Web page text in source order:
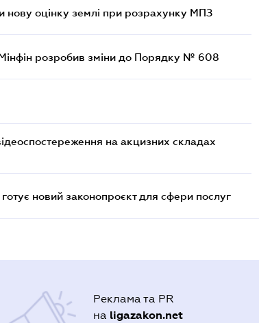
оцінку землі при розрахунку МПЗ
розробив зміни до Порядку № 608
на акцизних складах
новий законопроєкт для сфери послуг
Реклама та PR
на ligazakon.net